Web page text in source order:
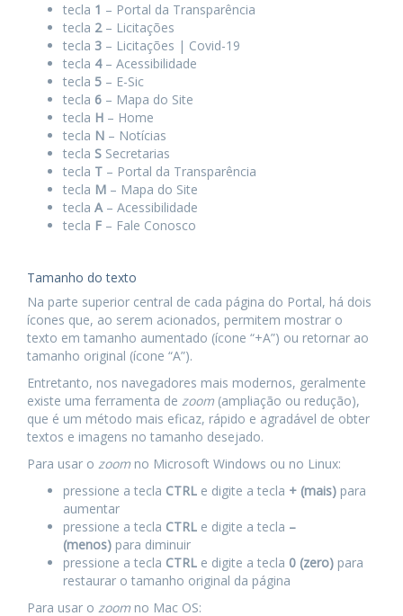
tecla 1 – Portal da Transparência
tecla 2– Licitações
tecla 3 – Licitações | Covid-19
tecla 4– Acessibilidade
tecla 5 – E-Sic
tecla 6 – Mapa do Site
tecla H – Home
tecla N – Notícias
tecla S Secretarias
tecla T – Portal da Transparência
tecla M – Mapa do Site
tecla A– Acessibilidade
tecla F – Fale Conosco
Tamanho do texto
Na parte superior central de cada página do Portal, há dois
ícones que, ao serem acionados, permitem mostrar o
texto em tamanho aumentado (ícone “+A”) ou retornar ao
tamanho original (ícone “A”).
Entretanto, nos navegadores mais modernos, geralmente
existe uma ferramenta de zoom (ampliação ou redução),
que é um método mais eficaz, rápido e agradável de obter
textos e imagens no tamanho desejado.
Para usar o zoom no Microsoft Windows ou no Linux:
pressione a tecla CTRL e digite a tecla + (mais) para
aumentar
pressione a tecla CTRL e digite a tecla –
(menos) para diminuir
pressione a tecla CTRL e digite a tecla 0 (zero) para
restaurar o tamanho original da página
Para usar o zoom no Mac OS: